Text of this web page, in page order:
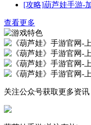
[攻略]葫芦娃手游-
查看更多
关注公众号获取更多资讯